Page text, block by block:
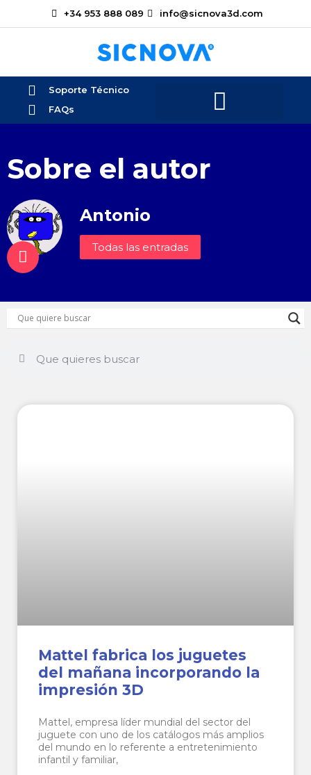
+34 953 888 089 info@sicnova3d.com
Soporte Técnico
FAQs
Sobre el autor
Antonio
Todas las entradas
Mattel fabrica los juguetes
del mañana incorporando la
impresión 3D
Mattel, empresa líder mundial del sector del
juguete con uno de los catálogos más amplios
del mundo en lo referente a entretenimiento
infantil y familiar,